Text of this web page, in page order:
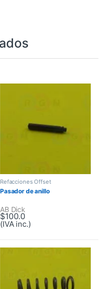
Refacciones Offset
Pasador de anillo
AB Dick
$100.0
(IVA inc.)